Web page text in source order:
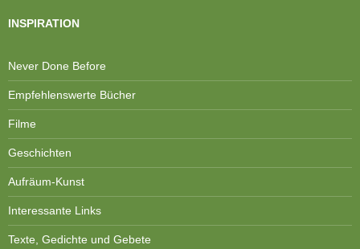
INSPIRATION
Never Done Before
Empfehlenswerte Bücher
Filme
Geschichten
Aufräum-Kunst
Interessante Links
Texte, Gedichte und Gebete